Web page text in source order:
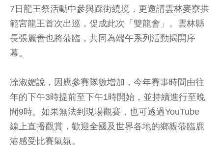
7日龍王祭活動中參與踩街繞境，更邀請雲林麥寮拱
範宮龍王首次出巡，促成此次「雙龍會」。雲林縣
長張麗善也將蒞臨，共同為端午系列活動揭開序
幕。
凃淑媚說，因應參賽隊數增加，今年賽事時間由往
年的下午3時提前至下午1時開始，並持續進行至晚
間9時。如果無法到現場觀賽，也可透過YouTube
線上直播觀賞，歡迎全國及世界各地的鄉親蒞臨鹿
港感受比賽氣氛。